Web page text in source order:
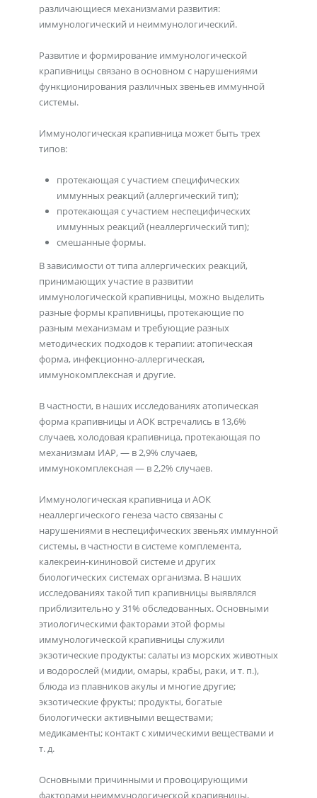
различающиеся механизмами развития:
иммунологический и неиммунологический.
Развитие и формирование иммунологической
крапивницы связано в основном с нарушениями
функционирования различных звеньев иммунной
системы.
Иммунологическая крапивница может быть трех
типов:
протекающая с участием специфических
иммунных реакций (аллергический тип);
протекающая с участием неспецифических
иммунных реакций (неаллергический тип);
смешанные формы.
В зависимости от типа аллергических реакций,
принимающих участие в развитии
иммунологической крапивницы, можно выделить
разные формы крапивницы, протекающие по
разным механизмам и требующие разных
методических подходов к терапии: атопическая
форма, инфекционно-аллергическая,
иммунокомплексная и другие.
В частности, в наших исследованиях атопическая
форма крапивницы и АОК встречались в 13,6%
случаев, холодовая крапивница, протекающая по
механизмам ИАР, — в 2,9% случаев,
иммунокомплексная — в 2,2% случаев.
Иммунологическая крапивница и АОК
неаллергического генеза часто связаны с
нарушениями в неспецифических звеньях иммунной
системы, в частности в системе комплемента,
калекреин-кининовой системе и других
биологических системах организма. В наших
исследованиях такой тип крапивницы выявлялся
приблизительно у 31% обследованных. Основными
этиологическими факторами этой формы
иммунологической крапивницы служили
экзотические продукты: салаты из морских животных
и водорослей (мидии, омары, крабы, раки, и т. п.),
блюда из плавников акулы и многие другие;
экзотические фрукты; продукты, богатые
биологически активными веществами;
медикаменты; контакт с химическими веществами и
т. д.
Основными причинными и провоцирующими
факторами неиммунологической крапивницы,